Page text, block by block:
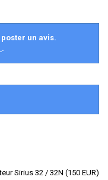
un avis.
.
Sirius 32 / 32N (150 EUR)